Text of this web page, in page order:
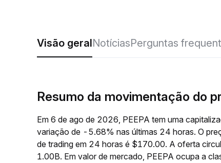
Visão geralNotíciasPerguntas
Resumo da movimentação do
Em 6 de ago de 2026, PEEPA tem uma
variação de -5.68% nas últimas 24 horas. O
de trading em 24 horas é $170.00. A oferta
1.00B. Em valor de mercado, PEEPA ocupa a